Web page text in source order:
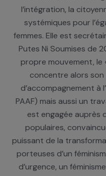
essayiste originaire
ses films, elle
l’intégration, la
systémiques pour
femmes. Elle est
Putes Ni Soumises
propre
concentre alors
PAAF) mais aussi un
est engagée
populaires,